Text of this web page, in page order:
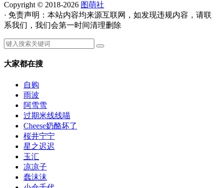
Copyright © 2018-2026 图萌社
· 免责声明：本站内容均来源互联网，如发现违规内容，请联
系我们，我们会第一时间清理删除
大家都在搜
自购
雨波
阿雪雪
过期米线线喵
Cheese奶酪坏了
桜井宁宁
星之迟迟
玉汇
凉凉子
蠢沫沫